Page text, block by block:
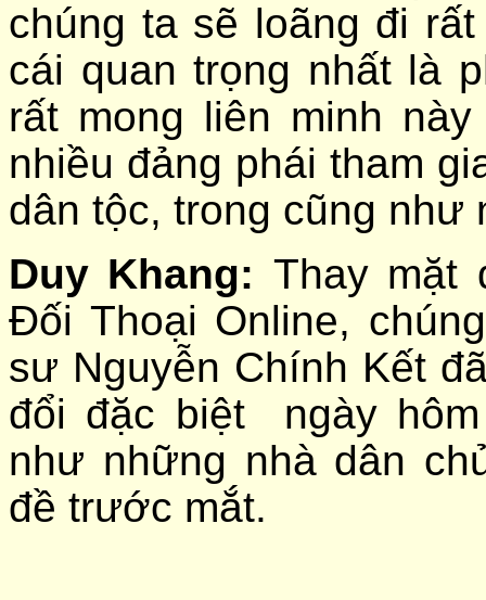
chúng ta sẽ loãng đi
cái quan trọng nhất là
rất mong liên minh
nhiều đảng phái tham
dân tộc, trong cũng như
Duy Khang: Thay mặt
Đối Thoại Online,
sư Nguyễn Chính Kết
đổi đặc biệt ngày
như những nhà dân
đề trước mắt.